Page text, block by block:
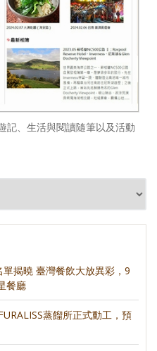
記、生活與閱讀隨筆以及活動
單揭曉 臺灣餐飲大放異彩，9
餐廳
蒸餾所正式動工，預